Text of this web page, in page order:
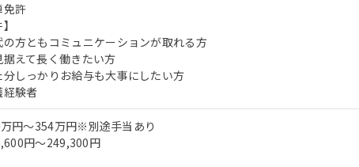
免許
の方ともコミュニケーションが取れる方
据えて長く働きたい方
分しっかりお給与も大事にしたい方
経験者
円～354万円※別途手当あり
円～249,300円